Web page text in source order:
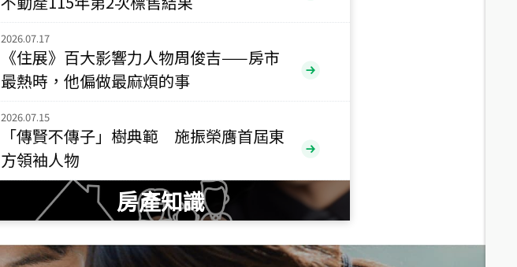
央央 5,800萬
115年07月 成交
小西華
115 年 07 月 成交
台北市中山區長春路
總價
115年07月 成交
十泉十美
台北市北投區光明路
總價
1,020 萬
2026.07.17
《住展》百大影響力人物周俊吉——房市
最熱時，他偏做最麻煩的事
2026.07.15
「傳賢不傳子」樹典範 施振榮膺首屆東
方領袖人物
房產知識